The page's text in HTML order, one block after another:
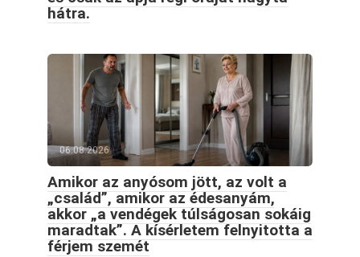
hátra.
06.08.2026
Amikor az anyósom jött, az volt a
„család”, amikor az édesanyám,
akkor „a vendégek túlságosan sokáig
maradtak”. A kísérletem felnyitotta a
férjem szemét